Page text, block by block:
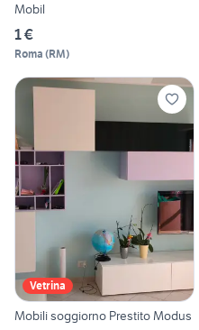
Mobil
1 €
Roma (RM)
Vetrina
Mobili soggiorno Prestito Modus